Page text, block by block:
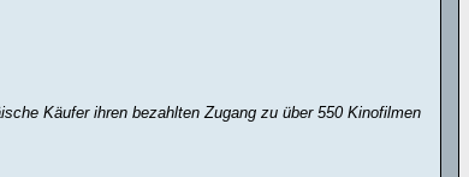
Käufer ihren bezahlten Zugang zu über 550 Kinofilmen